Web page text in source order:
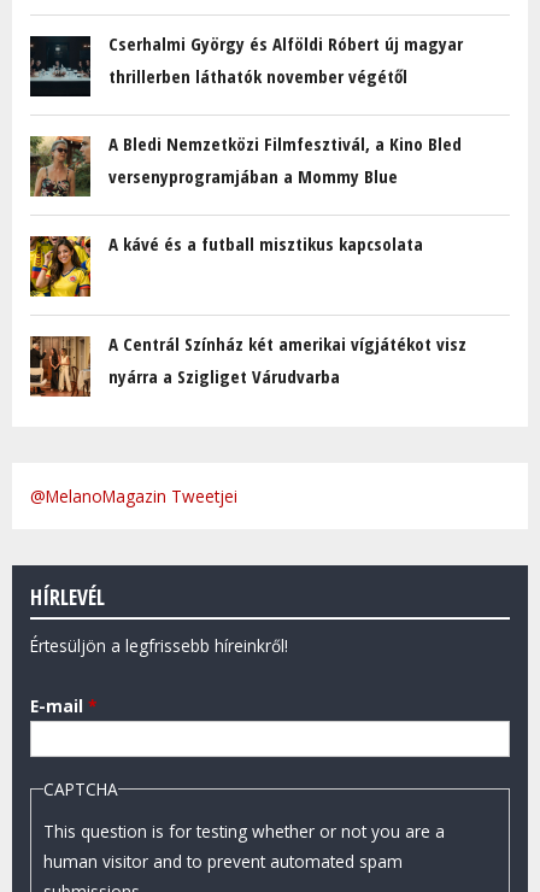
Cserhalmi György és Alföldi Róbert új magyar
thrillerben láthatók november végétől
A Bledi Nemzetközi Filmfesztivál, a Kino Bled
versenyprogramjában a Mommy Blue
A kávé és a futball misztikus kapcsolata
A Centrál Színház két amerikai vígjátékot visz
nyárra a Szigliget Várudvarba
@MelanoMagazin Tweetjei
HÍRLEVÉL
Értesüljön a legfrissebb híreinkről!
E-mail *
CAPTCHA
This question is for testing whether or not you are a
human visitor and to prevent automated spam